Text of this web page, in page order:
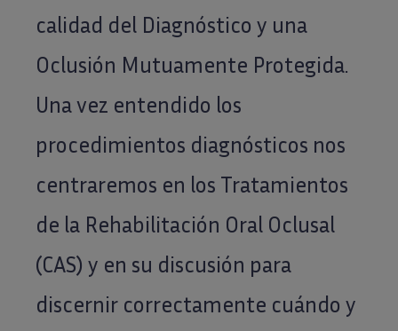
calidad del Diagnóstico y una
Oclusión Mutuamente Protegida.
Una vez entendido los
procedimientos diagnósticos nos
centraremos en los Tratamientos
de la Rehabilitación Oral Oclusal
(CAS) y en su discusión para
discernir correctamente cuándo y